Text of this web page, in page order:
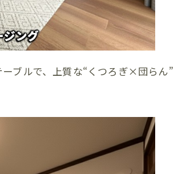
ブルで、上質な“くつろぎ×団らん